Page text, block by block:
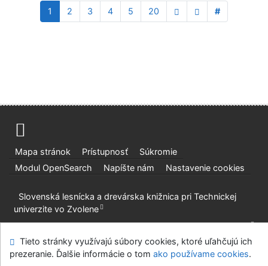
1 2 3 4 5 20 #
Mapa stránok Prístupnosť
Súkromie
Modul OpenSearch
Napíšte nám Nastavenie cookies
Slovenská lesnícka a drevárska knižnica pri Technickej
univerzite vo Zvolene
©1993-2026IPACv.4.8.63a-Cosmotron Slovakia, s.r.o.
Tieto stránky využívajú súbory cookies, ktoré uľahčujú ich
prezeranie. Ďalšie informácie o tom ako používame cookies.